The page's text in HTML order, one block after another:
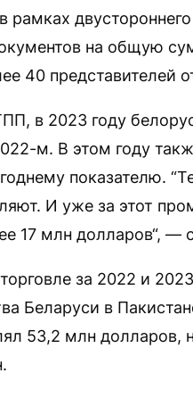
рамках
на общую
40 представителей
в 2023 году
м. В этом году
показателю.
И уже за этот
17 млн долларов“,
за 2022 и
Беларуси в
53,2 млн долларов,